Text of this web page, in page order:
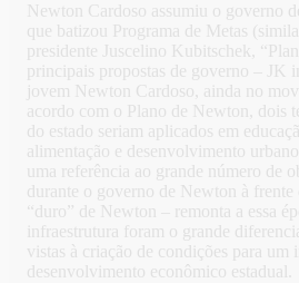
Newton Cardoso assumiu o governo
que batizou Programa de Metas
presidente Juscelino Kubitschek,
principais propostas de governo – JK
jovem Newton Cardoso, ainda no
acordo com o Plano de Newton, dois
do estado seriam aplicados em
alimentação e desenvolvimento
uma referência ao grande número de
durante o governo de Newton à frente
“duro” de Newton – remonta a essa
infraestrutura foram o grande
vistas à criação de condições para um
desenvolvimento econômico estadual.